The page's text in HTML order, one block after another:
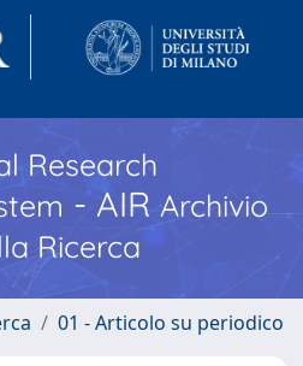
Research
- AIR Archivio
Ricerca
01 - Articolo su periodico